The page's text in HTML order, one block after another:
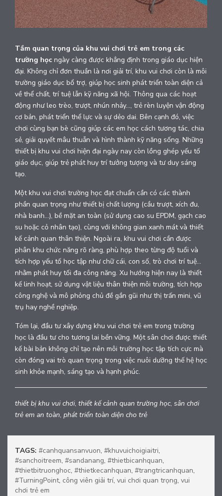
Tầm quan trọng của khu vui chơi trẻ em trong các
trường học ngày càng được khẳng định trong giáo dục hiện
đại. Không chỉ đơn thuần là nơi giải trí, khu vui chơi còn là môi
trường giáo dục bổ trợ, giúp học sinh phát triển toàn diện cả
về thể chất, trí tuệ lẫn kỹ năng xã hội. Thông qua các hoạt
động như leo trèo, trượt, nhún nhảy…, trẻ rèn luyện vận động
cơ bản, phát triển thể lực và sự dẻo dai. Bên cạnh đó, việc
chơi cùng bạn bè cũng giúp các em học cách tương tác, chia
sẻ, giải quyết mâu thuẫn và hình thành kỹ năng sống. Những
thiết bị khu vui chơi hiện đại ngày nay còn lồng ghép yếu tố
giáo dục, giúp trẻ phát huy trí tưởng tượng và tư duy sáng
tạo.
Một khu vui chơi trường học đạt chuẩn cần có các thành
phần quan trọng như thiết bị chất lượng (cầu trượt, xích đu,
nhà banh...), bề mặt an toàn (sử dụng cao su EPDM, gạch cao
su hoặc cỏ nhân tạo), cùng với không gian xanh mát và thiết
kế cảnh quan thân thiện. Ngoài ra, khu vui chơi cần được
phân khu chức năng rõ ràng, phù hợp theo từng độ tuổi và
tích hợp yếu tố học tập như chữ cái, con số, trò chơi trí tuệ...
nhằm phát huy tối đa công năng. Xu hướng hiện nay là thiết
kế linh hoạt, sử dụng vật liệu thân thiện môi trường, tích hợp
công nghệ và mô phỏng chủ đề gần gũi như thị trấn mini, vũ
trụ hay nghề nghiệp.
Tóm lại, đầu tư xây dựng khu vui chơi trẻ em trong trường
học là đầu tư cho tương lai bền vững. Một sân chơi được thiết
kế bài bản không chỉ tạo nên môi trường học tập tích cực mà
còn đóng vai trò quan trọng trong việc nuôi dưỡng thế hệ học
sinh khỏe mạnh, sáng tạo và hạnh phúc.
thiết bị khu vui chơi, thiết kế cảnh quan trường học, sân chơi
trẻ em an toàn, phát triển toàn diện cho trẻ
TAGS: #canhquansanvuon, #khuvuichoigiaitri,
#sanchoitreem, #sandanang, #thietbicanhquan,
#thietbitruonghoc, #thietkecanhquan, #trangtricanhquan,
#TurningPoint, công viên giải trí, vui chơi quan trọng, vui
chơi trẻ em